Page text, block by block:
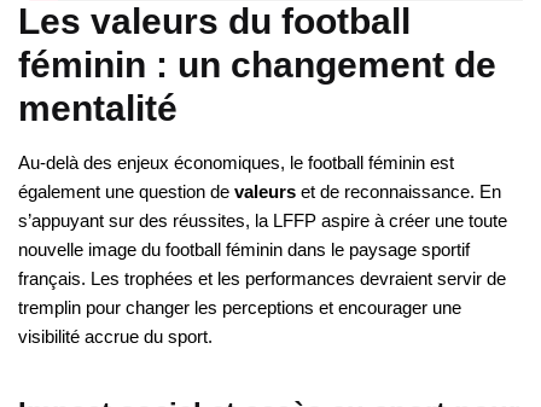
Les valeurs du football
féminin : un changement de
mentalité
Au-delà des enjeux économiques, le football féminin est
également une question de valeurs et de reconnaissance. En
s’appuyant sur des réussites, la LFFP aspire à créer une toute
nouvelle image du football féminin dans le paysage sportif
français. Les trophées et les performances devraient servir de
tremplin pour changer les perceptions et encourager une
visibilité accrue du sport.